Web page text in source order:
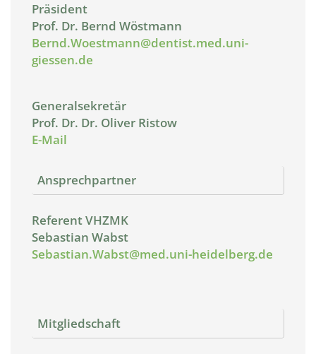
Präsident
Prof. Dr. Bernd Wöstmann
Bernd.Woestmann@dentist.med.uni-
giessen.de
Generalsekretär
Prof. Dr. Dr. Oliver Ristow
E-Mail
Ansprechpartner
Referent VHZMK
Sebastian Wabst
Sebastian.Wabst@med.uni-heidelberg.de
Mitgliedschaft